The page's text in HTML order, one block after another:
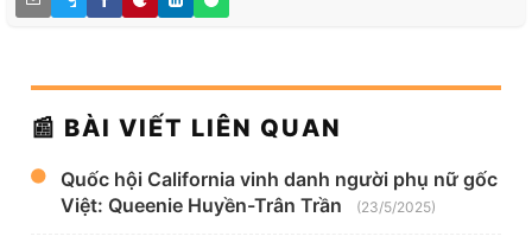
📰 BÀI VIẾT LIÊN QUAN
Quốc hội California vinh danh người phụ nữ gốc
Việt: Queenie Huyền-Trân Trần
(23/5/2025)